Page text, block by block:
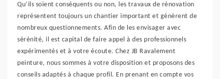
Qu’ils soient conséquents ou non, les travaux de rénovation
représentent toujours un chantier important et génèrent de
nombreux questionnements. Afin de les envisager avec
sérénité, il est capital de faire appel à des professionnels
expérimentés et à votre écoute. Chez JB Ravalement
peinture, nous sommes à votre disposition et proposons des
conseils adaptés à chaque profil. En prenant en compte vos